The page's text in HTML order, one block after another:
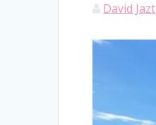
David Jazt